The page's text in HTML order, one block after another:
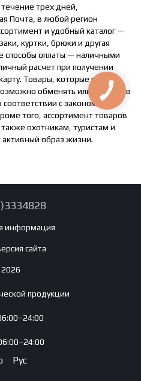
трех дней,
Почта, в любой регион
и удобный каталог —
куртки, брюки и другая
способы оплаты — наличными
расчет при получении
Товары, которые можно
обменять или вернуть в
с законом "О
того, ассортимент товаров
охотникам, туристам и
образ жизни.
информация
сайта
продукции
Рус